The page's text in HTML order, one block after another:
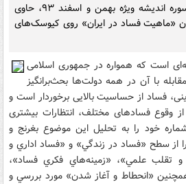
نوزدهمين شماره از مجله‌ سوره انديشه ويژه‌‌ بهمن و اسفند ۹۳، حاوی
«ماهيت فساد در ايران» روی کيوسک‌های
است که همواره در جمهوری اسلامی
با آن در همه دولت‌ها بحث‌برانگیز
فساد از حساسیت بالایی برخوردار است و
وقوع فسادهای مختلف، انتظارات بیشتری
خود را به تحليل اين موضوع بغرنج و
سطح «فساد در زندگي» و «فساد اداري و
تقلب علمي»، «زمينه‌هاي فکري فساد»،
«انحطاط و آغاز شدن» مورد بررسي و